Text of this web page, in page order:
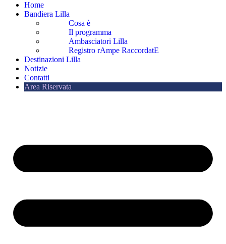
Home
Bandiera Lilla
Cosa è
Il programma
Ambasciatori Lilla
Registro rAmpe RaccordatE
Destinazioni Lilla
Notizie
Contatti
Area Riservata